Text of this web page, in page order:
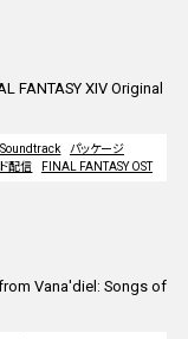
FANTASY XIV Original
パッケージ
配信 FINAL FANTASY OST
Vana'diel: Songs of